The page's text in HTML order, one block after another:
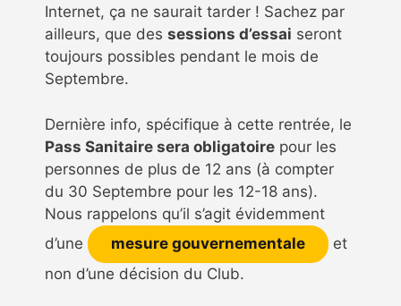
Internet, ça ne saurait tarder ! Sachez par
ailleurs, que des sessions d’essai seront
toujours possibles pendant le mois de
Septembre.
Dernière info, spécifique à cette rentrée, le
Pass Sanitaire sera obligatoire pour les
personnes de plus de 12 ans (à compter
du 30 Septembre pour les 12-18 ans).
Nous rappelons qu’il s’agit évidemment
d’une
mesure gouvernementale
et
non d’une décision du Club.